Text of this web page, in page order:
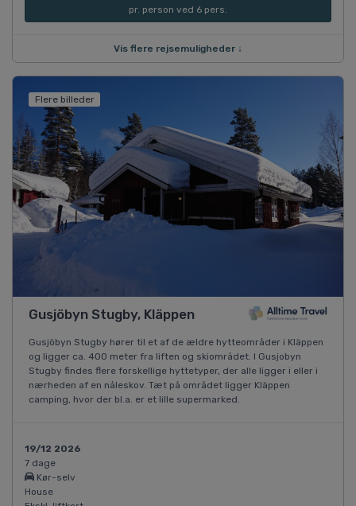
pr. person ved 6 pers.
Vis flere rejsemuligheder ↓
Flere billeder
Gusjöbyn Stugby, Kläppen
Gusjöbyn Stugby hører til et af de ældre hytteområder i Kläppen
og ligger ca. 400 meter fra liften og skiområdet. I Gusjobyn
Stugby findes flere forskellige hyttetyper, der alle ligger i eller i
nærheden af en nåleskov. Tæt på området ligger Kläppen
camping, hvor der bl.a. er et lille supermarked.
19/12 2026
7 dage
Kør-selv
House